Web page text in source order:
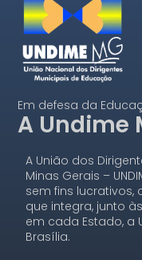
Em defesa da
A Undime
A União dos
Minas Gerais –
sem fins lucrativos,
que integra, junto
em cada Estado, a
Brasília.